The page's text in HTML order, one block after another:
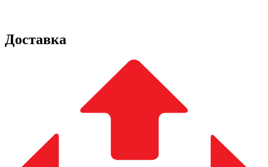
Доставка